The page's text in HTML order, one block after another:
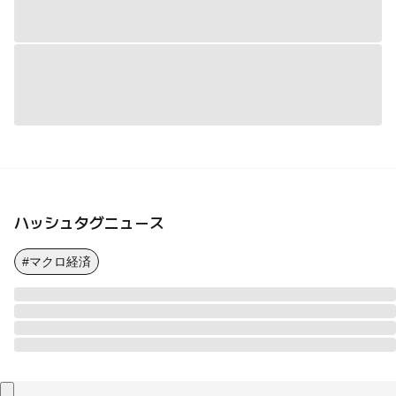
ハッシュタグニュース
#マクロ経済